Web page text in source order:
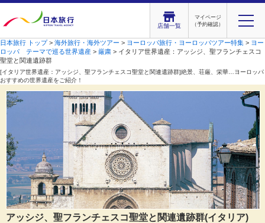
店舗一覧
マイページ
（予約確認）
日本旅行 トップ> 海外旅行・海外ツアー > ヨーロッパ旅行・ヨーロッパツアー特集 > ヨー
ロッパ テーマで巡る世界遺産 > 厳粛 > イタリア世界遺産：アッシジ、聖フランチェスコ
聖堂と関連遺跡群
[イタリア世界遺産：アッシジ、聖フランチェスコ聖堂と関連遺跡群]絶景、荘厳、栄華…ヨーロッパ
おすすめの世界遺産をご紹介！
アッシジ、聖フランチェスコ聖堂と関連遺跡群(イタリア)